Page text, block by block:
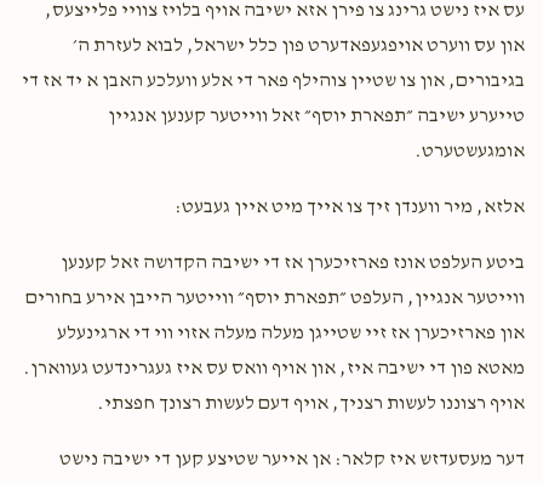
עס איז נישט גרינג צו פירן אזא ישיבה אויף בלויז צוויי פלייצעס,
און עס ווערט אויפגעפאדערט פון כלל ישראל, לבוא לעזרת ה׳
בגיבורים, און צו שטיין צוהילף פאר די אלע וועלכע האבן א יד אז די
טייערע ישיבה ״תפארת יוסף״ זאל ווייטער קענען אנגיין
אומגעשטערט.
אלזא, מיר ווענדן זיך צו אייך מיט איין געבעט:
ביטע העלפט אונז פארזיכערן אז די ישיבה הקדושה זאל קענען
ווייטער אנגיין, העלפט ״תפארת יוסף״ ווייטער הייבן אירע בחורים
און פארזיכערן אז זיי שטייגן מעלה מעלה אזוי ווי די ארגינעלע
מאטא פון די ישיבה איז, און אויף וואס עס איז געגרינדעט געווארן.
אויף רצוננו לעשות רצניך, אויף דעם לעשות רצונך חפצתי.
דער מעסעדזש איז קלאר: אן אייער שטיצע קען די ישיבה נישט